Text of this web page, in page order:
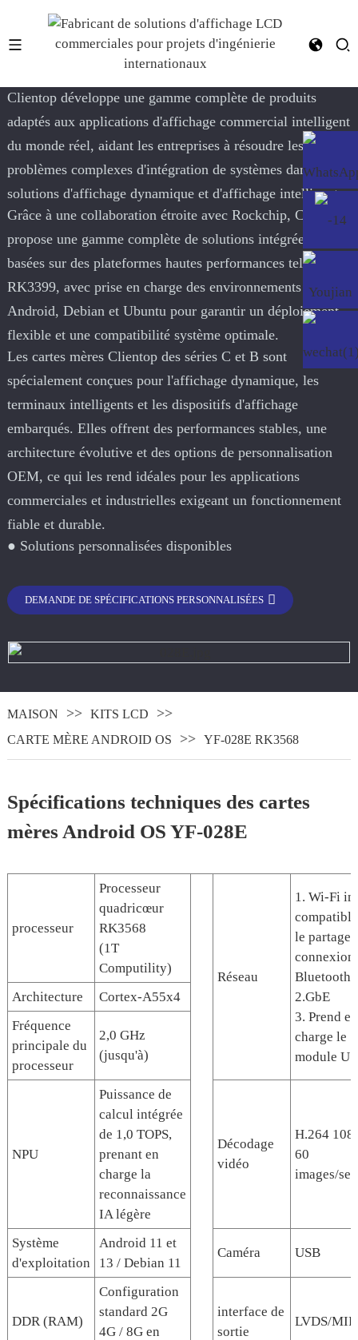
YF-028E RK3568
Clientop développe une gamme complète de produits
adaptés aux applications d'affichage commercial intelligent
du monde réel, aidant les entreprises à résoudre les
problèmes complexes d'intégration de systèmes dans les
solutions d'affichage dynamique et d'affichage intelligent.
Grâce à une collaboration étroite avec Rockchip, Clientop
propose une gamme complète de solutions intégrées
basées sur des plateformes hautes performances telles que
RK3399, avec prise en charge des environnements serveur
Android, Debian et Ubuntu pour garantir un déploiement
flexible et une compatibilité système optimale.
Les cartes mères Clientop des séries C et B sont
spécialement conçues pour l'affichage dynamique, les
terminaux intelligents et les dispositifs d'affichage
embarqués. Elles offrent des performances stables, une
architecture évolutive et des options de personnalisation
OEM, ce qui les rend idéales pour les applications
commerciales et industrielles exigeant un fonctionnement
fiable et durable.
● Solutions personnalisées disponibles
DEMANDE DE SPÉCIFICATIONS PERSONNALISÉES
MAISON
KITS LCD
CARTE MÈRE ANDROID OS
YF-028E RK3568
Spécifications techniques des cartes
mères Android OS YF-028E
processeur
Processeur
quadricœur
RK3568
(1T
Computility)
Réseau
1. Wi-Fi
le partage
connexion
Bluetooth
2.GbE
3. Prend en
charge le
module
Architecture
Cortex-A55x4
Fréquence
principale du
processeur
2,0 GHz
(jusqu'à)
NPU
Puissance de
calcul intégrée
de 1,0 TOPS,
prenant en
charge la
reconnaissance
IA légère
Décodage
vidéo
H.264
60
images/
Système
d'exploitation
Android 11 et
13 / Debian 11
Caméra USB
DDR (RAM)
Configuration
standard 2G
4G / 8G en
interface de
sortie
LVDS/